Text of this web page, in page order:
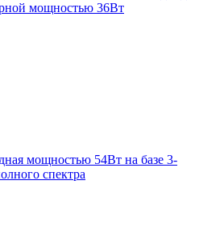
мощностью 36Вт
мощностью 54Вт на базе 3-
спектра